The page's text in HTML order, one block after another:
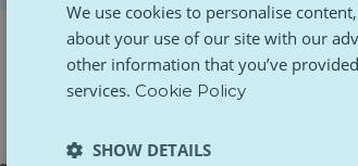
We use cookies to personalise
about your use of our site with our
other information that you’ve
services. Cookie Policy
SHOW DETAILS